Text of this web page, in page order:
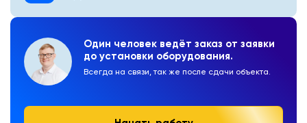
Один человек ведёт заказ от заявки
до установки оборудования.
Всегда на связи, так же после сдачи объекта.